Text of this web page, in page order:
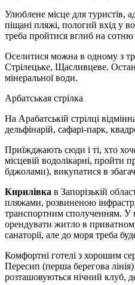
Улюблене місце для туристів,
піщані пляжі, пологий вхід у
треба пройтися вглиб на сотню
Оселитися можна в одному з
Стрілецьке, Щасливцеве.
мінеральної води.
Арбатськая стрілка
На Арабатській стрілці
дельфінарій, сафарі-парк,
Приїжджають сюди і ті, хто
місцевій водолікарні, пройти
бджолами), викупатися в
Кирилівка в Запорізькій
пляжами, розвиненою
транспортним сполученням. У
орендувати житло в
санаторії, але до моря треба
Комфортні готелі з хорошим
Пересип (перша берегова
розташовуються нічний клуб,